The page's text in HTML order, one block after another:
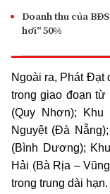
Doanh thu của
hơi" 50%
Ngoài ra, Phát Đạt
trong giao đoạn từ
(Quy Nhơn);
Nguyệt (Đà
(Bình Dương);
Hải (Bà Rịa –
trong trung dài hạn.